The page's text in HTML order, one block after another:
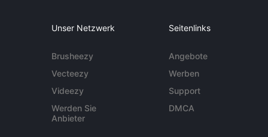
Unser Netzwerk
Brusheezy
Vecteezy
Videezy
Werden Sie
Anbieter
Seitenlinks
Angebote
Werben
Support
DMCA